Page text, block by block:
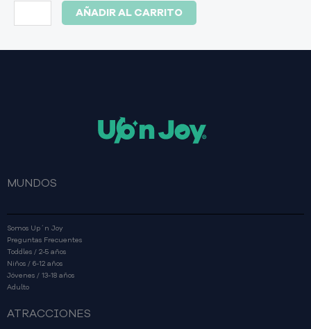
AÑADIR AL CARRITO
MUNDOS
Somos Up´n Joy
Preguntas Frecuentes
Toddles / 2-5 años
Niños / 6-12 años
Jóvenes / 13-18 años
Adulto
ATRACCIONES